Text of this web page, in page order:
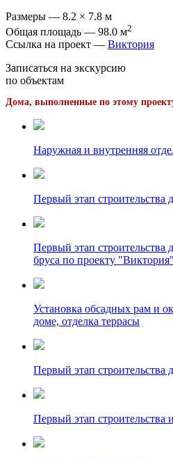
Размеры — 8.2 × 7.8 м
Общая площадь — 98.0 м2
Ссылка на проект — Виктория
Записаться на экскурсию
по объектам
Дома, выполненные по этому
Наружная и внутренняя
Первый этап строительства
Первый этап строительства
бруса по проекту "Виктория"
Установка обсадных рам и
доме, отделка террасы
Первый этап строительства
Первый этап строительства